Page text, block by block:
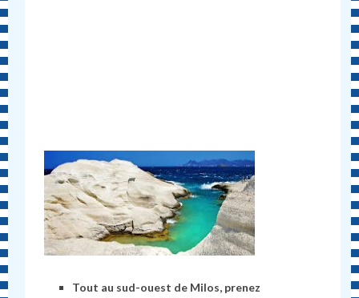
Tout au sud-ouest de Milos, prenez